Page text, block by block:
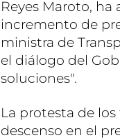
Reyes Maroto,
incremento de
ministra de
el diálogo del
soluciones".
La protesta de
descenso en el